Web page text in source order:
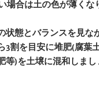
場合は土の色が薄くな
状態とバランスを見な
3割を目安に堆肥(腐葉
等)を土壌に混和しまし